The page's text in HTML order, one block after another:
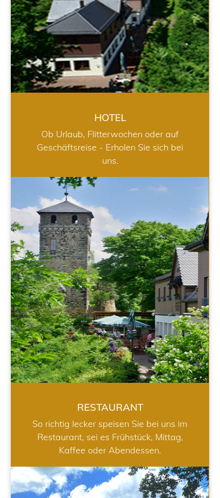
HOTEL
Ob Urlaub, Flitterwochen oder auf
Geschäftsreise - Erholen Sie sich bei
uns.
RESTAURANT
RESTAURANT
So richtig lecker speisen Sie bei uns im
Restaurant, sei es Frühstück, Mittag,
Kaffee oder Abendessen.